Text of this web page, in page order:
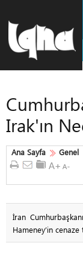
Irak'ın
Ana Sayfa Genel
İran
Hameney’in